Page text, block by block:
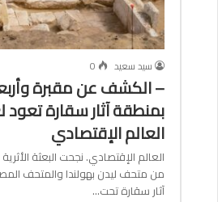
سيد سعيد
0
– الكشف عن مقبرة
بمنطقة آثار سقارة
العالم الإقتصادي
العالم الإقتصادي. نجحت البعثة
من متحف ليدن بهولندا والمتحف
آثار سقارة تحت…